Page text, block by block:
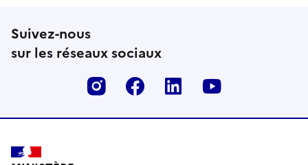
Suivez-nous
sur les réseaux sociaux
InstagramFacebookLinkedin